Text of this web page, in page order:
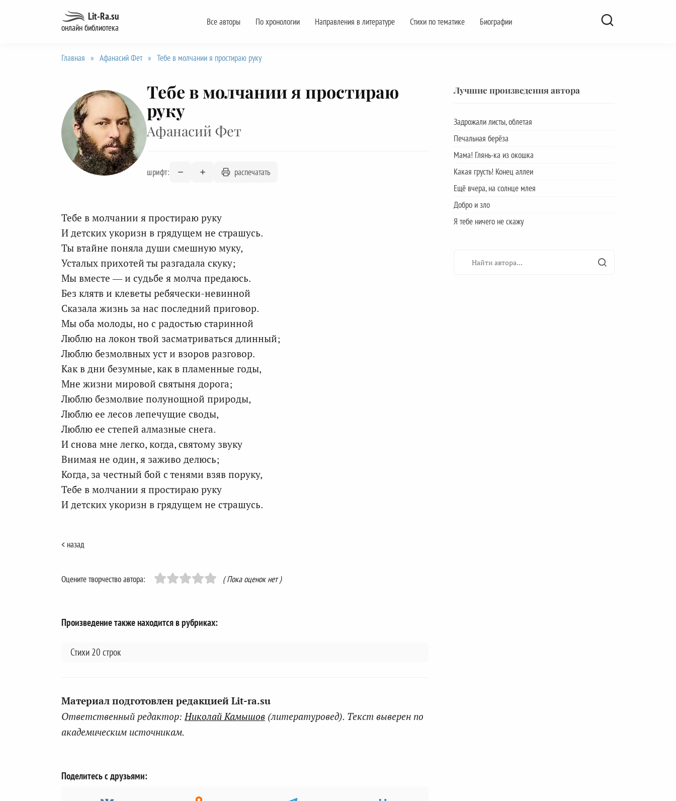
Lit-Ra.su
онлайн библиотека
Все авторы По хронологии Направления в литературе Стихи по тематике Биографии
Главная » Афанасий Фет » Тебе в молчании я простираю руку
Тебе в молчании я простираю
руку
Афанасий Фет
шрифт: распечатать
Тебе в молчании я простираю руку
И детских укоризн в грядущем не страшусь.
Ты втайне поняла души смешную муку,
Усталых прихотей ты разгадала скуку;
Мы вместе — и судьбе я молча предаюсь.
Без клятв и клеветы ребячески-невинной
Сказала жизнь за нас последний приговор.
Мы оба молоды, но с радостью старинной
Люблю на локон твой засматриваться длинный;
Люблю безмолвных уст и взоров разговор.
Как в дни безумные, как в пламенные годы,
Мне жизни мировой святыня дорога;
Люблю безмолвие полунощной природы,
Люблю ее лесов лепечущие своды,
Люблю ее степей алмазные снега.
И снова мне легко, когда, святому звуку
Внимая не один, я заживо делюсь;
Когда, за честный бой с тенями взяв поруку,
Тебе в молчании я простираю руку
И детских укоризн в грядущем не страшусь.
< назад
Оцените творчество автора: ( Пока оценок нет )
Произведение также находится в рубриках:
Стихи 20 строк
Материал подготовлен редакцией Lit-ra.su
Ответственный редактор:Николай Камышов (литературовед). Текст выверен по
академическим источникам.
Поделитесь с друзьями:
Лучшие произведения автора
Задрожали листы, облетая
Печальная берёза
Мама! Глянь-ка из окошка
Какая грусть! Конец аллеи
Ещё вчера, на солнце млея
Добро и зло
Я тебе ничего не скажу